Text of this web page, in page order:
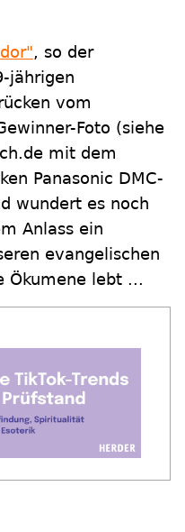
, so der
jährigen
vom
Foto (siehe
mit dem
Panasonic DMC-
wundert es noch
Anlass ein
evangelischen
Ökumene lebt ...